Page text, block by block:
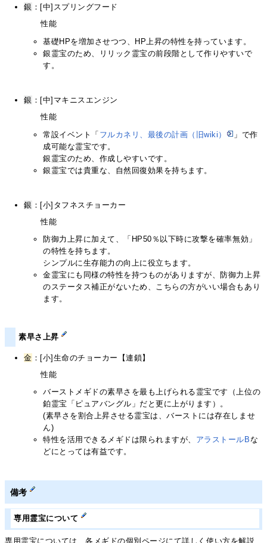
銀 ：[中]スプリングフード
性能
基礎HPを増加させつつ、HP上昇の特性を持っています。
銀霊宝のため、リリック霊宝の前段階として作りやすいで
す。
銀 ：[中]マキニスエンジン
性能
常設イベント「 フルカネリ、最後の計画（旧wiki）
」で作
成可能な霊宝です。
銀霊宝のため、作成しやすいです。
銀霊宝では貴重な、自然回復効果を持ちます。
銀 ：[小]タフネスチョーカー
性能
防御力上昇に加えて、「HP50％以下時に攻撃を確率無効」
の特性を持ちます。
シンプルに生存能力の向上に役立ちます。
金霊宝にも同様の特性を持つものがありますが、防御力上昇
のステータス補正がないため、こちらの方がいい場合もあり
ます。
素早さ上昇
金 ：[小]生命のチョーカー【連鎖】
性能
バーストメギドの素早さを最も上げられる霊宝です（上位の
鉑霊宝「ピュアバングル」だと更に上がります）。
(素早さを割合上昇させる霊宝は、バーストには存在しませ
ん)
特性を活用できるメギドは限られますが、 アラストールBな
どにとっては有益です。
備考
専用霊宝について
専用霊宝については、各メギドの個別ページにて詳しく使い方を解説